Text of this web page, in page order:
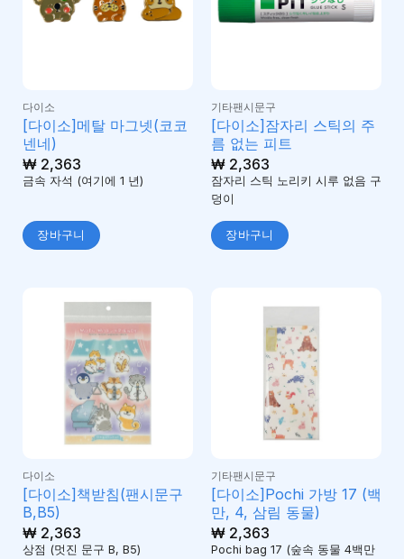
다이소
[다이소]메탈 마그넷(코코
넨네)
₩2,363
금속 자석 (여기에 1 년)
장바구니
기타팬시문구
[다이소]잠자리 스틱의 주
름 없는 피트
₩2,363
잠자리 스틱 노리키 시루 없음 구
덩이
장바구니
다이소
[다이소]책받침(팬시문구
B,B5)
₩2,363
상점 (멋진 문구 B, B5)
기타팬시문구
[다이소]Pochi 가방 17 (백
만, 4, 삼림 동물)
₩2,363
Pochi bag 17 (숲속 동물 4백만